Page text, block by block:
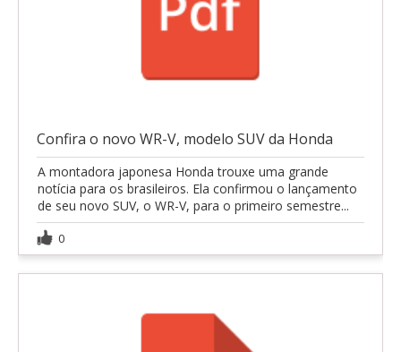
Confira o novo WR-V, modelo SUV da Honda
A montadora japonesa Honda trouxe uma grande
notícia para os brasileiros. Ela confirmou o lançamento
de seu novo SUV, o WR-V, para o primeiro semestre...
0